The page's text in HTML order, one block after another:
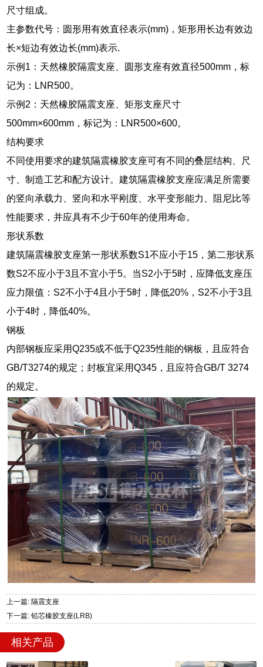
尺寸组成。
主参数代号：圆形用有效直径表示(mm)，矩形用长边有效边
长×短边有效边长(mm)表示.
示例1：天然橡胶隔震支座、圆形支座有效直径500mm，标
记为：LNR500。
示例2：天然橡胶隔震支座、矩形支座尺寸
500mm×600mm，标记为：LNR500×600。
结构要求
不同使用要求的建筑隔震橡胶支座可有不同的叠层结构、尺
寸、制造工艺和配方设计。建筑隔震橡胶支座应满足所需要
的竖向承载力、竖向和水平刚度、水平变形能力、阻尼比等
性能要求，并应具有不少于60年的使用寿命。
形状系数
建筑隔震橡胶支座第一形状系数S1不应小于15，第二形状系
数S2不应小于3且不宜小于5。当S2小于5时，应降低支座压
应力限值：S2不小于4且小于5时，降低20%，S2不小于3且
小于4时，降低40%。
钢板
内部钢板应采用Q235或不低于Q235性能的钢板，且应符合
GB/T3274的规定；封板宜采用Q345，且应符合GB/T 3274
的规定。
上一篇: 隔震支座
下一篇: 铅芯橡胶支座(LRB)
相关产品